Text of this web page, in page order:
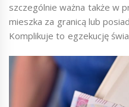
szczególnie ważna także w
mieszka za granicą lub
Komplikuje to egzekucję